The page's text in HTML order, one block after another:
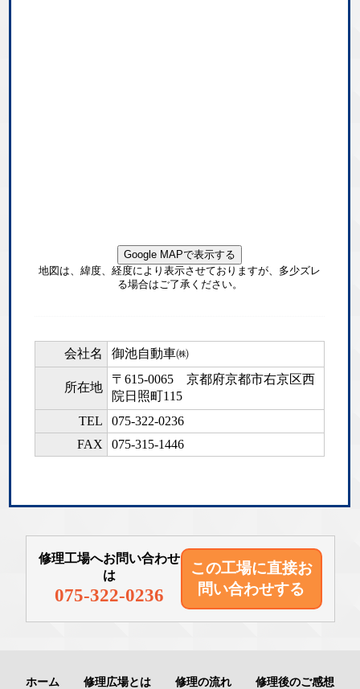
Google MAPで表示する
地図は、緯度、経度により表示させておりますが、多少ズレ
る場合はご了承ください。
会社名 御池自動車㈱
所在地
〒615-0065京都府京都市右京区西
院日照町115
TEL
075-322-0236
FAX
075-315-1446
修理工場へお問い合わせ
は
075-322-0236
この工場に直接お
問い合わせする
ホーム 修理広場とは 修理の流れ 修理後のご感想